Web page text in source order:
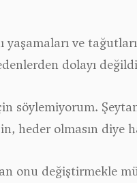
ve
dolayı
heder olmasın diye
onu değiştirmekle